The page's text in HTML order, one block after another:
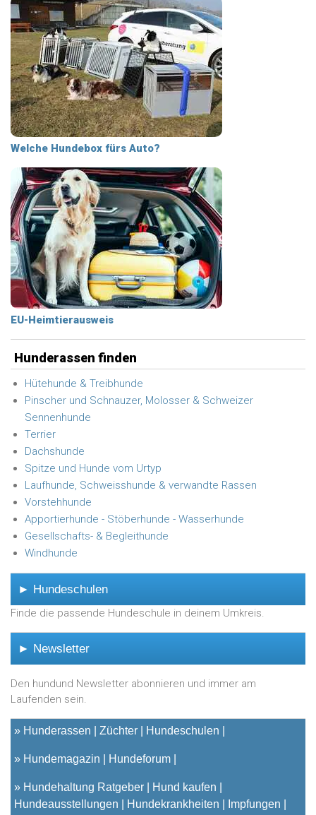
Welche Hundebox fürs Auto?
EU-Heimtierausweis
Hunderassen finden
Hütehunde & Treibhunde
Pinscher und Schnauzer, Molosser & Schweizer
Sennenhunde
Terrier
Dachshunde
Spitze und Hunde vom Urtyp
Laufhunde, Schweisshunde & verwandte Rassen
Vorstehhunde
Apportierhunde - Stöberhunde - Wasserhunde
Gesellschafts- & Begleithunde
Windhunde
► Hundeschulen
Finde die passende Hundeschule in deinem Umkreis.
► Newsletter
Den hundund Newsletter abonnieren und immer am
Laufenden sein.
» Hunderassen Züchter Hundeschulen
» Hundemagazin Hundeforum
» Hundehaltung Ratgeber
Hund kaufen
Hundeausstellungen
Hundekrankheiten Impfungen